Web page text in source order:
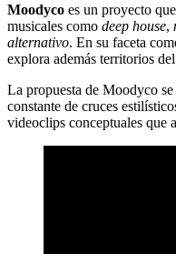
Moodyco es un proyecto
musicales como deep house,
alternativo. En su faceta
explora además territorios del
La propuesta de Moodyco
constante de cruces
videoclips conceptuales que